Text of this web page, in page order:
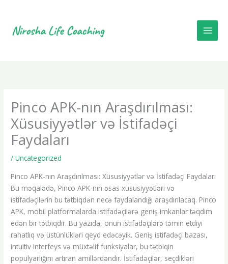
content
Pinco APK-nın Araşdırılması:
Xüsusiyyətlər və İstifadəçi
Faydaları
/Uncategorized
Pinco APK-nın Araşdırılması: Xüsusiyyətlər və İstifadəçi Faydaları
Bu məqalədə, Pinco APK-nın əsas xüsusiyyətləri və
istifadəçilərin bu tətbiqdən necə faydalandığı araşdırılacaq. Pinco
APK, mobil platformalarda istifadəçilərə geniş imkanlar təqdim
edən bir tətbiqdir. Bu yazıda, onun istifadəçilərə təmin etdiyi
rahatlıq və üstünlükləri qeyd edəcəyik. Geniş istifadəçi bazası,
intuitiv interfeys və müxtəlif funksiyalar, bu tətbiqin
populyarlığını artıran amillərdəndir. İstifadəçilər, seçdikləri